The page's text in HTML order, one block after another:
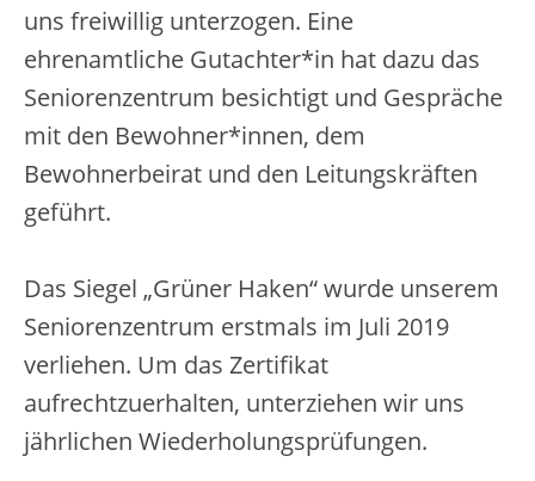
uns freiwillig unterzogen. Eine
ehrenamtliche Gutachter*in hat dazu das
Seniorenzentrum besichtigt und Gespräche
mit den Bewohner*innen, dem
Bewohnerbeirat und den Leitungskräften
geführt.
Das Siegel „Grüner Haken“ wurde unserem
Seniorenzentrum erstmals im Juli 2019
verliehen. Um das Zertifikat
aufrechtzuerhalten, unterziehen wir uns
jährlichen Wiederholungsprüfungen.